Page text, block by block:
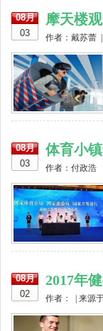
08月
03
摩天楼
作者：戴苏蕾
08月
03
体育小
作者：付政
08月
02
2017年
作者： | 来源